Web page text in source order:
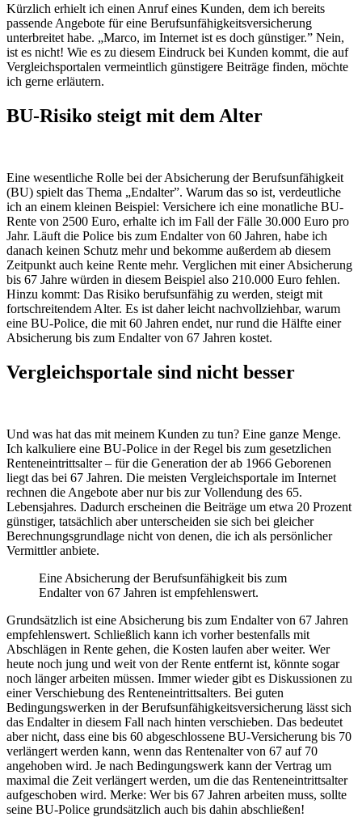
Kürzlich erhielt ich einen Anruf eines Kunden, dem ich bereits
passende Angebote für eine Berufsunfähigkeitsversicherung
unterbreitet habe. „Marco, im Internet ist es doch günstiger.” Nein,
ist es nicht! Wie es zu diesem Eindruck bei Kunden kommt, die auf
Vergleichsportalen vermeintlich günstigere Beiträge finden, möchte
ich gerne erläutern.
BU-Risiko steigt mit dem Alter
Eine wesentliche Rolle bei der Absicherung der Berufsunfähigkeit
(BU) spielt das Thema „Endalter”. Warum das so ist, verdeutliche
ich an einem kleinen Beispiel: Versichere ich eine monatliche BU-
Rente von 2500 Euro, erhalte ich im Fall der Fälle 30.000 Euro pro
Jahr. Läuft die Police bis zum Endalter von 60 Jahren, habe ich
danach keinen Schutz mehr und bekomme außerdem ab diesem
Zeitpunkt auch keine Rente mehr. Verglichen mit einer Absicherung
bis 67 Jahre würden in diesem Beispiel also 210.000 Euro fehlen.
Hinzu kommt: Das Risiko berufsunfähig zu werden, steigt mit
fortschreitendem Alter. Es ist daher leicht nachvollziehbar, warum
eine BU-Police, die mit 60 Jahren endet, nur rund die Hälfte einer
Absicherung bis zum Endalter von 67 Jahren kostet.
Vergleichsportale sind nicht besser
Und was hat das mit meinem Kunden zu tun? Eine ganze Menge.
Ich kalkuliere eine BU-Police in der Regel bis zum gesetzlichen
Renteneintrittsalter – für die Generation der ab 1966 Geborenen
liegt das bei 67 Jahren. Die meisten Vergleichsportale im Internet
rechnen die Angebote aber nur bis zur Vollendung des 65.
Lebensjahres. Dadurch erscheinen die Beiträge um etwa 20 Prozent
günstiger, tatsächlich aber unterscheiden sie sich bei gleicher
Berechnungsgrundlage nicht von denen, die ich als persönlicher
Vermittler anbiete.
Eine Absicherung der Berufsunfähigkeit bis zum
Endalter von 67 Jahren ist empfehlenswert.
Grundsätzlich ist eine Absicherung bis zum Endalter von 67 Jahren
empfehlenswert. Schließlich kann ich vorher bestenfalls mit
Abschlägen in Rente gehen, die Kosten laufen aber weiter. Wer
heute noch jung und weit von der Rente entfernt ist, könnte sogar
noch länger arbeiten müssen. Immer wieder gibt es Diskussionen zu
einer Verschiebung des Renteneintrittsalters. Bei guten
Bedingungswerken in der Berufsunfähigkeitsversicherung lässt sich
das Endalter in diesem Fall nach hinten verschieben. Das bedeutet
aber nicht, dass eine bis 60 abgeschlossene BU-Versicherung bis 70
verlängert werden kann, wenn das Rentenalter von 67 auf 70
angehoben wird. Je nach Bedingungswerk kann der Vertrag um
maximal die Zeit verlängert werden, um die das Renteneintrittsalter
aufgeschoben wird. Merke: Wer bis 67 Jahren arbeiten muss, sollte
seine BU-Police grundsätzlich auch bis dahin abschließen!